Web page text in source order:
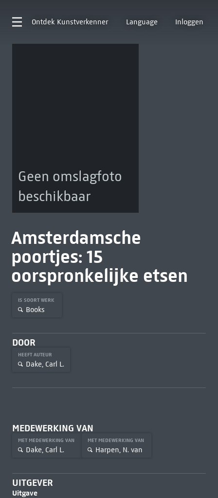
Ontdek Kunstverkenner Language Inloggen
Geen omslagfoto
beschikbaar
Amsterdamsche
poortjes: 15
oorspronkelĳke etsen
IS SOORT WERK
Books
DOOR
HEEFT AUTEUR
Dake, Carl L.
MEDEWERKING VAN
MET MEDEWERKING VAN
Dake, Carl L.
MET MEDEWERKING VAN
Harpen, N. van
UITGEVER
Uitgave